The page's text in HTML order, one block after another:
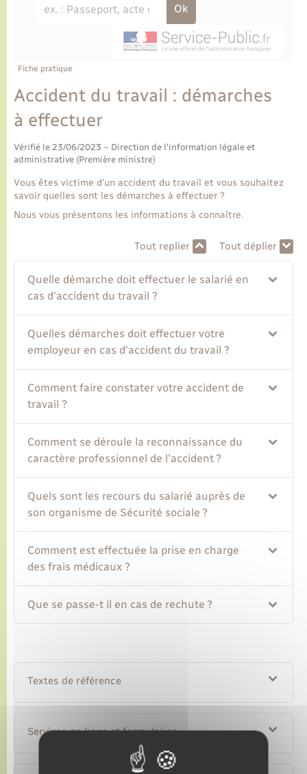
Bulletins d'informations communales
Le personnel municipal
Plan interactif
Présentation de la commune
Histoire et patrimoine
Permis de détention de chien
Social
CIDFF
Etat-civil - Papiers - Citoyenneté
Logement - Urbanisme
Loisirs
Marchés de Lyons-la-Forêt
Nouvel habitant
Numérique et services - accompagnement
Organisation d’événement
Seniors
Transports
Transports scolaires
Voirie et espace public
Travaux - Autorisation d’occupation de l’espace
Fiche pratique
Accident du travail : démarches
à effectuer
Vérifié le 23/06/2023 – Direction de l'information légale et
administrative (Première ministre)
Vous êtes victime d'un accident du travail et vous souhaitez
savoir quelles sont les démarches à effectuer ?
Nous vous présentons les informations à connaître.
Tout replier Tout déplier
Quelle démarche doit effectuer le salarié en
cas d'accident du travail ?
Quelles démarches doit effectuer votre
employeur en cas d'accident du travail ?
Comment faire constater votre accident de
travail ?
Comment se déroule la reconnaissance du
caractère professionnel de l'accident ?
Quels sont les recours du salarié auprès de
son organisme de Sécurité sociale ?
Comment est effectuée la prise en charge
des frais médicaux ?
Que se passe-t il en cas de rechute ?
Textes de référence
Services en ligne et formulaires